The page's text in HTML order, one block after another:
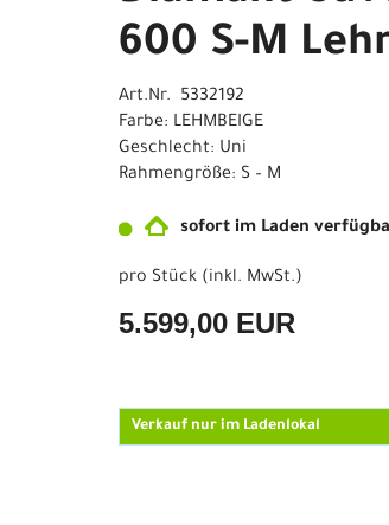
600 S-M
Art.Nr. 5332192
Farbe: LEHMBEIGE
Geschlecht: Uni
Rahmengröße: S – M
sofort im Laden
pro Stück (inkl. MwSt.)
5.599,00 EUR
Verkauf nur im Ladenlokal